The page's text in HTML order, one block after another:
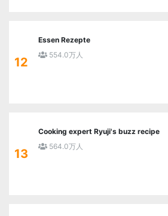
12
Essen Rezepte
554.0万人
13
Cooking expert Ryuji's buzz recipe
564.0万人